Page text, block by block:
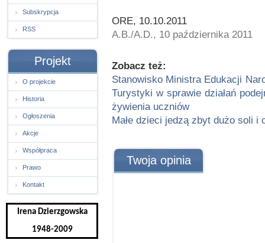
Subskrypcja
RSS
Projekt
O projekcie
Historia
Ogłoszenia
Akcje
Współpraca
Prawo
Kontakt
Irena Dzierzgowska
1948-2009
ORE, 10.10.2011
A.B./A.D., 10 października 2011
Zobacz też:
Stanowisko Ministra Edukacji
Turystyki w sprawie działań
żywienia uczniów
Małe dzieci jedzą zbyt dużo soli i
Twoja opinia